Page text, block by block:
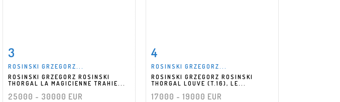
3
ROSINSKI GRZEGORZ...
ROSINSKI GRZEGORZ ROSINSKI
THORGAL LA MAGICIENNE TRAHIE...
25000 - 30000 EUR
4
ROSINSKI GRZEGORZ...
ROSINSKI GRZEGORZ ROSINSKI
THORGAL LOUVE (T.16), LE...
17000 - 19000 EUR